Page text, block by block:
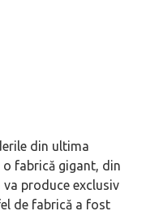
din ultima
o fabrică gigant, din
va produce exclusiv
de fabrică a fost